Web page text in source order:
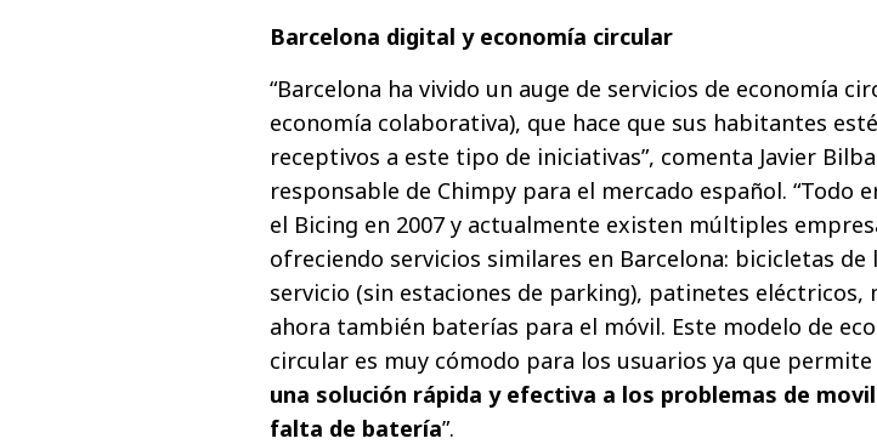
Barcelona digital y economía circular
“Barcelona ha vivido un auge de servicios de economía
economía colaborativa), que hace que sus habitantes
receptivos a este tipo de iniciativas”, comenta Javier
responsable de Chimpy para el mercado español. “Todo
el Bicing en 2007 y actualmente existen múltiples
ofreciendo servicios similares en Barcelona: bicicletas de
servicio (sin estaciones de parking), patinetes eléctricos,
ahora también baterías para el móvil. Este modelo de
circular es muy cómodo para los usuarios ya que permite
una solución rápida y efectiva a los problemas de
falta de batería”.